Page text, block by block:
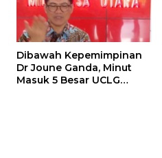
Dibawah Kepemimpinan
Dr Joune Ganda, Minut
Masuk 5 Besar UCLG